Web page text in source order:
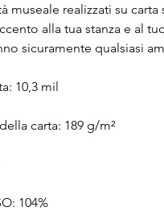
museale realizzati su
alla tua stanza e al
sicuramente qualsiasi
10,3 mil
carta: 189 g/m²
104%